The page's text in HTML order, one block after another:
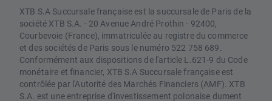
XTB S.A Succursale française est la succursale de Paris de la
société XTB S.A. - 20 Avenue André Prothin - 92400,
Courbevoie (France), immatriculée au registre du commerce
et des sociétés de Paris sous le numéro 522 758 689.
Conformément aux dispositions de l'article L.621-9 du Code
monétaire et financier, XTB S.A Succursale française est
contrôlée par l'Autorité des Marchés Financiers (AMF). XTB
S.A. est une entreprise d'investissement polonaise dument